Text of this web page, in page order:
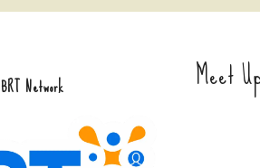
Meet
BRT Network